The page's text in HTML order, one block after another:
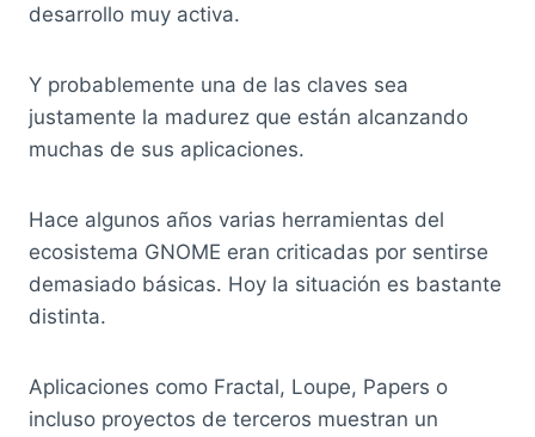
desarrollo muy activa.
Y probablemente una de las claves sea
justamente la madurez que están alcanzando
muchas de sus aplicaciones.
Hace algunos años varias herramientas del
ecosistema GNOME eran criticadas por sentirse
demasiado básicas. Hoy la situación es bastante
distinta.
Aplicaciones como Fractal, Loupe, Papers o
incluso proyectos de terceros muestran un